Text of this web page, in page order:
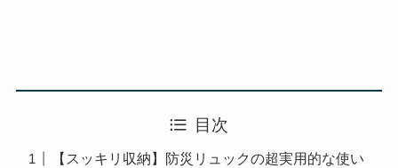
目次
【スッキリ収納】防災リュックの超実用的な使い